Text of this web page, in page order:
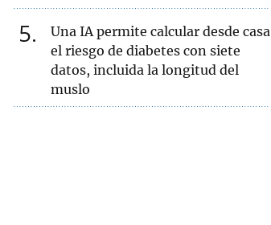
5
Una IA permite calcular desde casa
el riesgo de diabetes con siete
datos, incluida la longitud del
muslo